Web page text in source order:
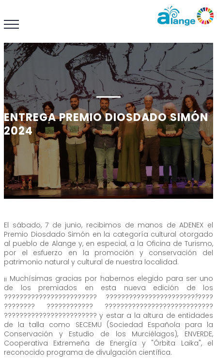
ENTREGA PREMIO DIOSDADO SIMÓN
2024
El sábado, 7 de junio, recibimos de manos de ADENEX el
Premio Diosdado Simón en la categoría cultural otorgado
al pueblo de Alange y, en especial, a la Oficina de Turismo,
por el esfuerzo en la promoción y conservación del
patrimonio natural y cultural de nuestra localidad.
¡¡ Muchísimas gracias por habernos elegido para ser uno
de los premiados en esta nueva edición de los
???????????????????????? ????????????????????????́????
???????? ???????????? ????????????????????????????
???????????????????????? y estar a la altura de entidades
de la talla como SECEMU (Sociedad Española para la
Conservación y Estudio de los Murciélagos), ENVERDE,
Cooperativa Extremeña de Energía y "Órbita Laika", el
reconocido programa de divulgación científica.